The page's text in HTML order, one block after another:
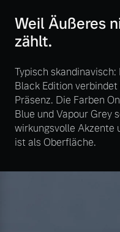
Weil Äußeres
zählt.
Typisch
Black Edition
Präsenz. Die Farben
Blue und Vapour Grey
wirkungsvolle Akzente
ist als Oberfläche.